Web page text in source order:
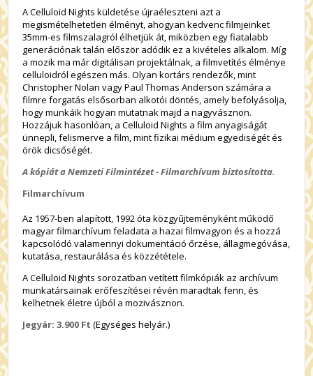
A Celluloid Nights küldetése újraéleszteni azt a
megismételhetetlen élményt, ahogyan kedvenc filmjeinket
35mm-es filmszalagról élhetjük át, miközben egy fiatalabb
generációnak talán először adódik ez a kivételes alkalom. Míg
a mozik ma már digitálisan projektálnak, a filmvetítés élménye
celluloidról egészen más. Olyan kortárs rendezők, mint
Christopher Nolan vagy Paul Thomas Anderson számára a
filmre forgatás elsősorban alkotói döntés, amely befolyásolja,
hogy munkáik hogyan mutatnak majd a nagyvásznon.
Hozzájuk hasonlóan, a Celluloid Nights a film anyagiságát
ünnepli, felismerve a film, mint fizikai médium egyediségét és
örök dicsőségét.
A kópiát a Nemzeti Filmintézet - Filmarchívum biztosította.
Filmarchívum
Az 1957-ben alapított, 1992 óta közgyűjteményként működő
magyar filmarchívum feladata a hazai filmvagyon és a hozzá
kapcsolódó valamennyi dokumentáció őrzése, állagmegóvása,
kutatása, restaurálása és közzététele.
A Celluloid Nights sorozatban vetített filmkópiák az archívum
munkatársainak erőfeszítései révén maradtak fenn, és
kelhetnek életre újból a mozivásznon.
Jegyár: 3.900 Ft(Egységes helyár.)